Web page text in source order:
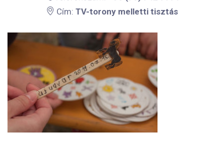
Cím: TV-torony melletti tisztás